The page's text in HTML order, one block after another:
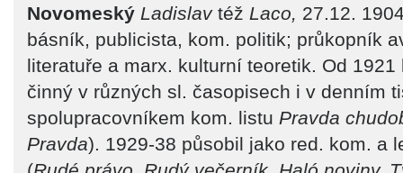
Novomeský Ladislavtéž Laco, 27.12.
básník, publicista, kom. politik; průkopník
literatuře a marx. kulturní teoretik. Od
činný v různých sl. časopisech i v denním
spolupracovníkem kom. listu Pravda
Pravda). 1929-38 působil jako red. kom. a